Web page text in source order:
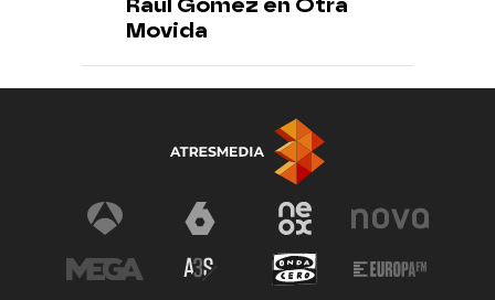
Movida